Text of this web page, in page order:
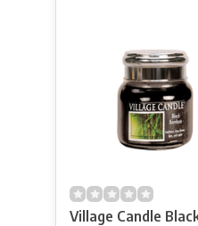
Village Candle